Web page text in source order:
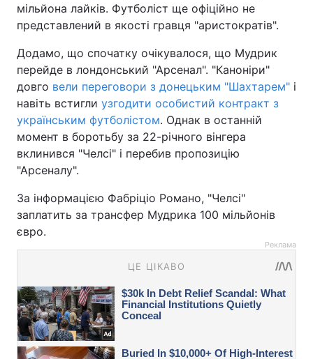
мільйона лайків. Футболіст ще офіційно не
представлений в якості гравця "аристократів".
Додамо, що спочатку очікувалося, що Мудрик
перейде в лондонський "Арсенал". "Каноніри"
довго вели переговори з донецьким "Шахтарем" і
навіть встигли узгодити особистий контракт з
українським футболістом. Однак в останній
момент в боротьбу за 22-річного вінгера
вклинився "Челсі" і перебив пропозицію
"Арсеналу".
За інформацією Фабріціо Романо, "Челсі"
заплатить за трансфер Мудрика 100 мільйонів
євро.
Реклама